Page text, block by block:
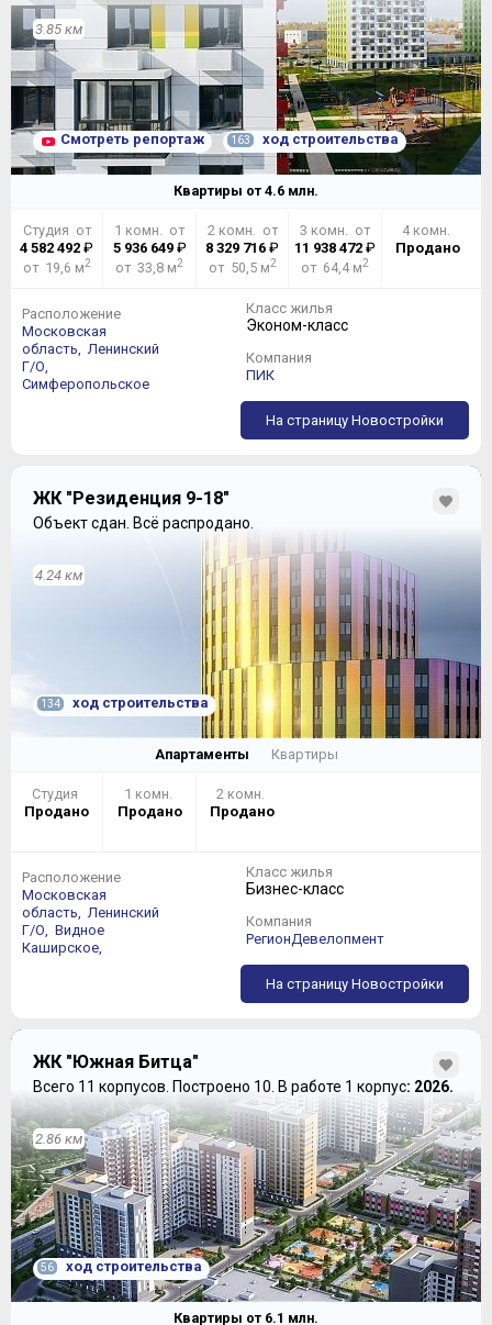
3.85 км
Смотреть репортаж 163 ход строительства
Квартиры от 4.6 млн.
Студия от
4 582 492 ₽
от 19,6 м2
1 комн. от
5 936 649₽
от 33,8 м2
2 комн. от
8 329 716 ₽
от 50,5 м2
3 комн. от
11 938 472 ₽
от 64,4 м2
4 комн.
Продано
Расположение
Московская
область, Ленинский
Г/О,
Симферопольское
Класс жилья
Эконом-класс
Компания
ПИК
На страницу Новостройки
ЖК "Резиденция 9-18"
Объект сдан. Всё распродано.
4.24 км
134 ход строительства
Апартаменты
Студия
Продано
1 комн.
Продано
2 комн.
Продано
Квартиры
Расположение
Московская
область, Ленинский
Г/О, Видное
Каширское,
Класс жилья
Бизнес-класс
Компания
РегионДевелопмент
На страницу Новостройки
ЖК "Южная Битца"
Всего 11 корпусов. Построено 10. В работе 1 корпус: 2026.
2.86 км
56 ход строительства
Квартиры от 6.1 млн.